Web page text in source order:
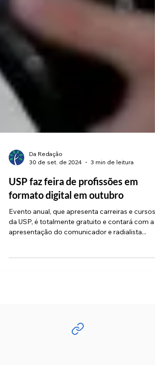
Da Redação
30 de set. de 2024
3 min de leitura
USP faz feira de profissões em
formato digital em outubro
Evento anual, que apresenta carreiras e cursos
apresentação do comunicador e radialista...